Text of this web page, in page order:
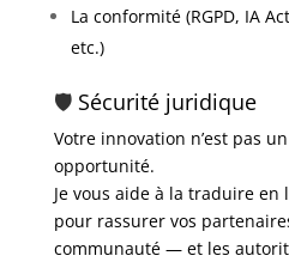
La conformité (RGPD, IA
etc.)
🛡️ Sécurité juridique
Votre innovation n’est pas
opportunité.
Je vous aide à la traduire
pour rassurer vos
communauté — et les